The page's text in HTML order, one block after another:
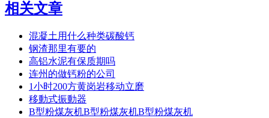
相关文章
混凝土用什么种类碳酸钙
钢渣那里有要的
高铝水泥有保质期吗
连州的做钙粉的公司
1小时200方黄岗岩移动立磨
移動式振動器
B型粉煤灰机B型粉煤灰机B型粉煤灰机